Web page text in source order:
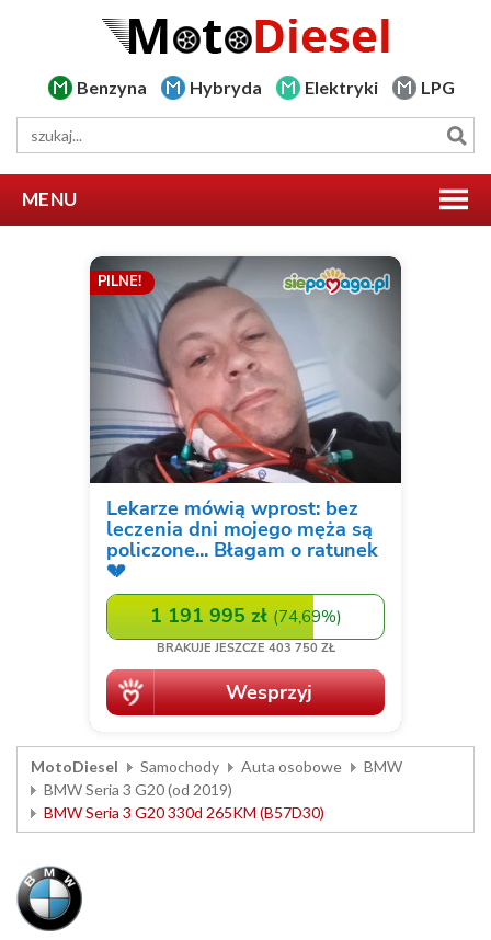
Benzyna Hybryda Elektryki LPG
MENU
MotoDiesel Samochody Auta osobowe
BMW
BMW Seria 3 G20 (od 2019)
BMW Seria 3 G20 330d 265KM (B57D30)